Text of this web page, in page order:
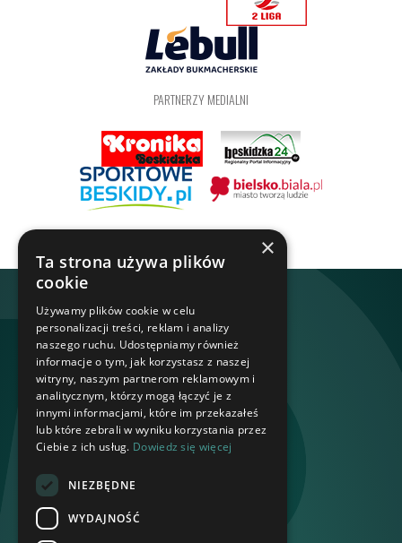
PARTNERZY MEDIALNI
×
Ta strona używa plików
cookie
Używamy plików cookie w celu
personalizacji treści, reklam i analizy
naszego ruchu. Udostępniamy również
informacje o tym, jak korzystasz z naszej
witryny, naszym partnerom reklamowym i
analitycznym, którzy mogą łączyć je z
innymi informacjami, które im przekazałeś
lub które zebrali w wyniku korzystania przez
Ciebie z ich usług. Dowiedz się więcej
NIEZBĘDNE
WYDAJNOŚĆ